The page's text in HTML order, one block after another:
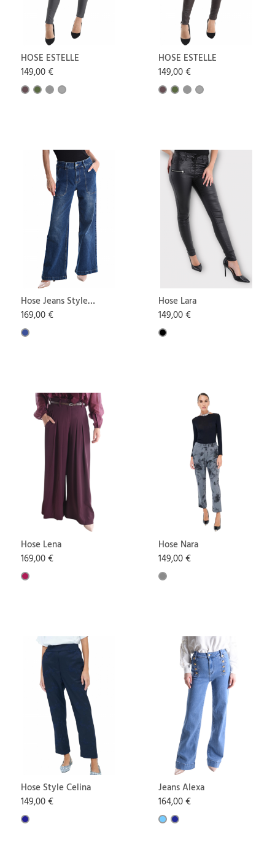
HOSE ESTELLE
149,00 €
HOSE ESTELLE
149,00 €
Hose Jeans Style
Lena
169,00 €
Hose Lara
149,00 €
Hose Lena
169,00 €
Hose Nara
149,00 €
Hose Style Celina
149,00 €
Jeans Alexa
164,00 €